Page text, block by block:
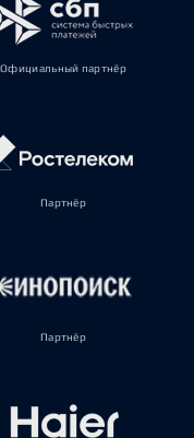
Официальный партнёр
Партнёр
Партнёр